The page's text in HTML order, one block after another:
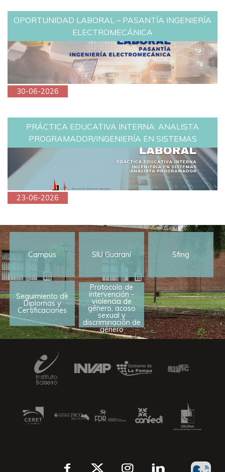
OPORTUNIDAD LABORAL – PASANTÍA INGENIERÍA
ELECTROMECÁNICA
30-06-2026
PRÁCTICA EDUCATIVA INTERNA: ANALISTA
PROGRAMADOR/INGENIERÍA EN SISTEMAS
23-06-2026
Campus SIU Guaraní Sfing
Seguimiento de
Diplomas y
Certificaciones
Protocolo de
intervención -
violencia de
género, acoso
sexual y
discriminación de
género